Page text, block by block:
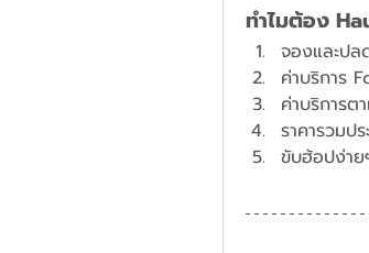
ทำไมต้อง
จองและป
ค่าบริการ
ค่าบริการต
ราคารวมป